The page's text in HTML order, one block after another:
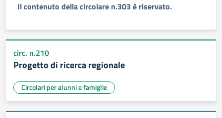
Il contenuto della circolare n.303 è riservato.
circ. n.210
Progetto di ricerca regionale
Circolari per alunni e famiglie